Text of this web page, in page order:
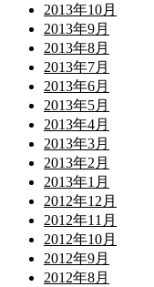
2013年10月
2013年9月
2013年8月
2013年7月
2013年6月
2013年5月
2013年4月
2013年3月
2013年2月
2013年1月
2012年12月
2012年11月
2012年10月
2012年9月
2012年8月